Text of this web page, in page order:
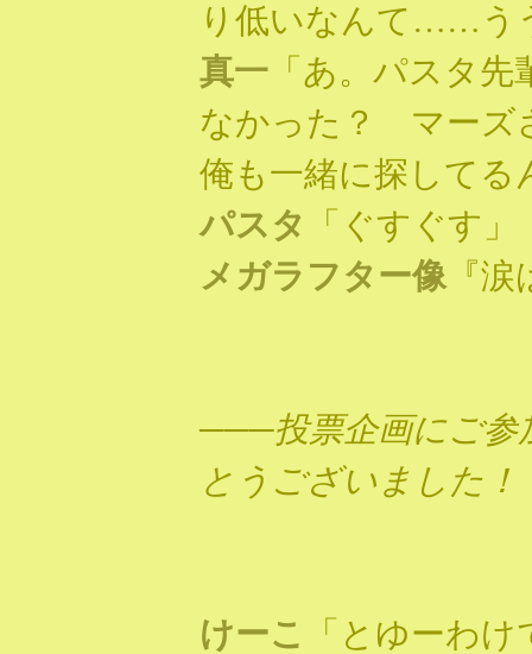
り低いなんて……う
真一 「あ。パスタ
なかった？ マーズ
俺も一緒に探してる
パスタ
「ぐすぐす」
メガラフター像 『
───投票企画にご参
とうございました！
けーこ
「とゆーわ